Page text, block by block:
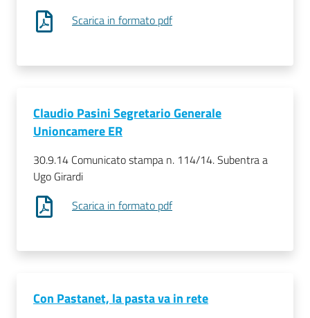
Scarica in formato pdf
Claudio Pasini Segretario Generale
Unioncamere ER
30.9.14 Comunicato stampa n. 114/14. Subentra a
Ugo Girardi
Scarica in formato pdf
Con Pastanet, la pasta va in rete